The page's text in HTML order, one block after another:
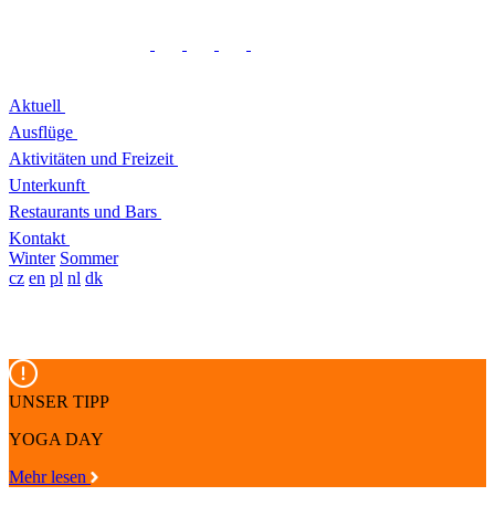
Aktuell
Ausflüge
Aktivitäten und Freizeit
Unterkunft
Restaurants und Bars
Kontakt
Winter Sommer
cz en pl nl dk
UNSER TIPP
YOGA DAY
Mehr lesen